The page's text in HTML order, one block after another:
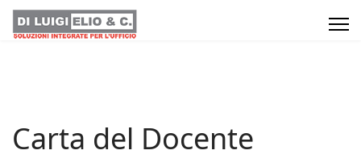
Carta del Docente